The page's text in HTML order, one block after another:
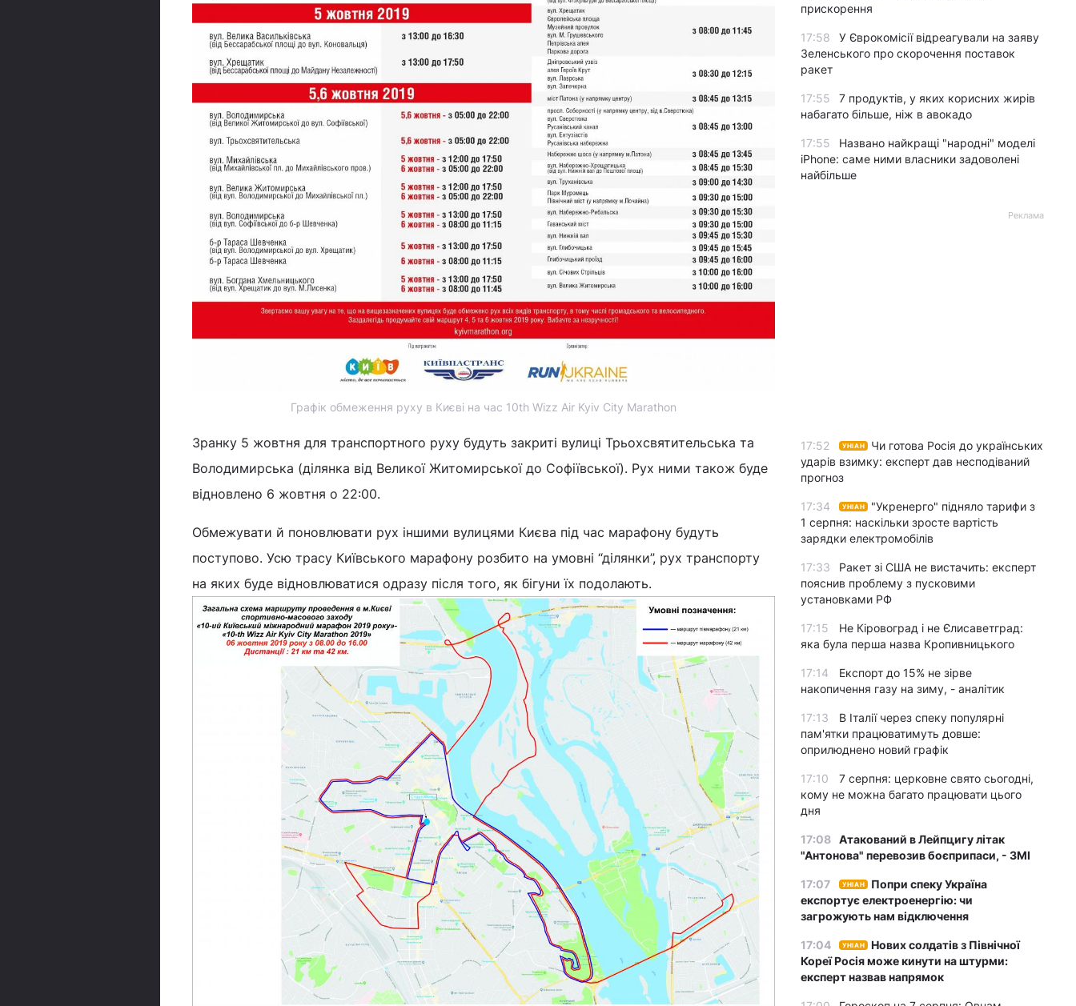
Графік обмеження руху в Києві на час 10th Wizz Air Kyiv City Marathon
Зранку 5 жовтня для транспортного руху будуть закриті вулиці Трьохсвятительська та
Володимирська (ділянка від Великої Житомирської до Софіївської). Рух ними також буде
відновлено 6 жовтня о 22:00.
Обмежувати й поновлювати рух іншими вулицями Києва під час марафону будуть
поступово. Усю трасу Київського марафону розбито на умовні “ділянки”, рух транспорту
на яких буде відновлюватися одразу після того, як бігуни їх подолають.
прискорення
17:58
У Єврокомісії відреагували на заяву
Зеленського про скорочення поставок
ракет
17:55
7 продуктів, у яких корисних жирів
набагато більше, ніж в авокадо
17:55
Названо найкращі "народні" моделі
iPhone: саме ними власники задоволені
найбільше
Реклама
17:52 УНІАН
Чи готова Росія до українських
ударів взимку: експерт дав несподіваний
прогноз
17:34 УНІАН
"Укренерго" підняло тарифи з
1 серпня: наскільки зросте вартість
зарядки електромобілів
17:33
Ракет зі США не вистачить: експерт
пояснив проблему з пусковими
установками РФ
17:15
Не Кіровоград і не Єлисаветград:
яка була перша назва Кропивницького
17:14
Експорт до 15% не зірве
накопичення газу на зиму, - аналітик
17:13
В Італії через спеку популярні
пам'ятки працюватимуть довше:
оприлюднено новий графік
17:10
7 серпня: церковне свято сьогодні,
кому не можна багато працювати цього
дня
17:08 Атакований в Лейпцигу літак
"Антонова" перевозив боєприпаси, - ЗМІ
17:07 УНІАН
Попри спеку Україна
експортує електроенергію: чи
загрожують нам відключення
17:04 УНІАН
Нових солдатів з Північної
Кореї Росія може кинути на штурми:
експерт назвав напрямок